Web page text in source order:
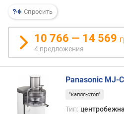
б
/
м
и
н
)
м
к
Спросить
10 766 — 14 569
4 предложения
Panasonic MJ-
"капля-стоп"
Тип: